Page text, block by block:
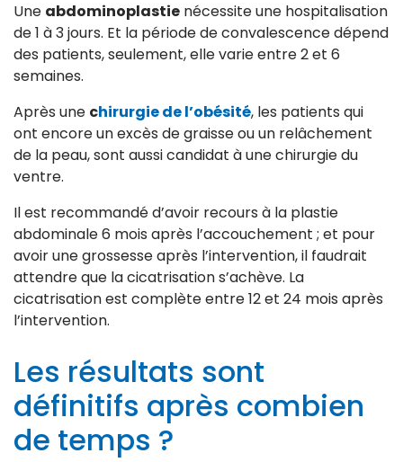
Une abdominoplastie nécessite une hospitalisation
de 1 à 3 jours. Et la période de convalescence dépend
des patients, seulement, elle varie entre 2 et 6
semaines.
Après une chirurgie de l’obésité, les patients qui
ont encore un excès de graisse ou un relâchement
de la peau, sont aussi candidat à une chirurgie du
ventre.
Il est recommandé d’avoir recours à la plastie
abdominale 6 mois après l’accouchement ; et pour
avoir une grossesse après l’intervention, il faudrait
attendre que la cicatrisation s’achève. La
cicatrisation est complète entre 12 et 24 mois après
l’intervention.
Les résultats sont
définitifs après combien
de temps ?